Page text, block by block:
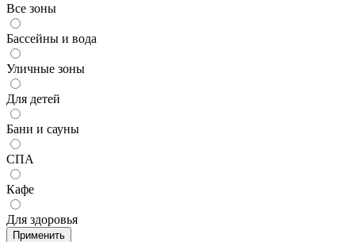
Все зоны
Бассейны и вода
Уличные зоны
Для детей
Бани и сауны
СПА
Кафе
Для здоровья
Применить